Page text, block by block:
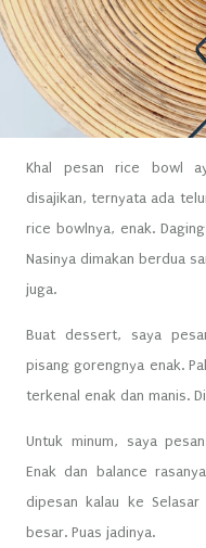
Khal pesan rice bowl
disajikan, ternyata ada
rice bowlnya, enak.
Nasinya dimakan berdua
juga.
Buat dessert, saya
pisang gorengnya enak.
terkenal enak dan manis.
Untuk minum, saya
Enak dan balance
dipesan kalau ke
besar. Puas jadinya.